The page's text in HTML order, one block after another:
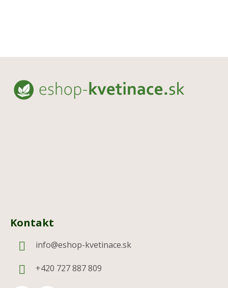
Kontakt
info@eshop-kvetinace.sk
+420 727 887 809